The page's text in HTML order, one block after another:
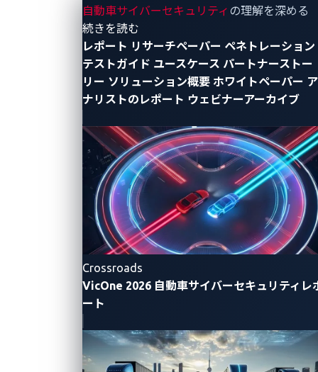
自動車サイバーセキュリティ の理解を深める
続きを読む
レポート リサーチペーパー ペネトレーション
テストガイド ユースケース パートナーストー
リー ソリューション概要 ホワイトペーパー ア
ナリストのレポート ウェビナーアーカイブ
Crossroads
VicOne 2026 自動車サイバーセキュリティレ
ート
ることから、最も広く使用されているインビークル通
信方式の一つです。
しかしながら、CANバスは1980年代に設計されたもの
で、これはサイバーセキュリティが設計上の優先事項
となるはるか以前の時代です。このためメッセージ認
しています。この欠如により、バスへのアクセス権を
得た者（物理的には車載診断ポート（OBD-II）経由
で、論理的には侵害されたECU経由で）が誰であれ、
正当なメッセージを装って細工されたメッセージを注
入できることを意味します。
「CANインジェクション」と呼ばれる技
法の基盤となっており、実際の自動車盗難事件でも確
認されています。犯罪者は診断アクセスポイントや露
出配線を利用し、車両のロック解除や重要システムの
制御さえ可能にする偽の信号を送信します。
この手法の実証として、VicOneのチームは